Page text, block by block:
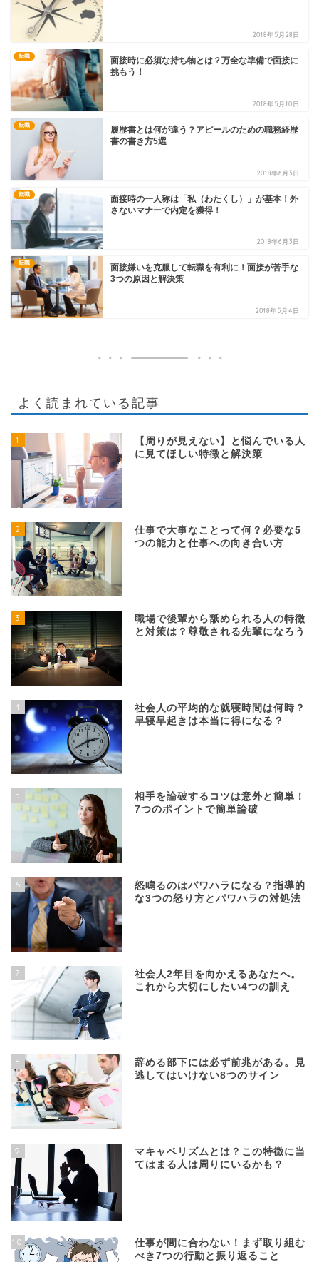
2018年5月28日
転職
面接時に必須な持ち物とは？万全な準備で面接に
挑もう！
2018年5月10日
転職
履歴書とは何が違う？アピールのための職務経歴
書の書き方5選
2018年6月3日
転職
面接時の一人称は「私（わたくし）」が基本！外
さないマナーで内定を獲得！
2018年6月3日
転職
面接嫌いを克服して転職を有利に！面接が苦手な
3つの原因と解決策
2018年5月4日
よく読まれている記事
1
【周りが見えない】と悩んでいる人
に見てほしい特徴と解決策
2
仕事で大事なことって何？必要な5
つの能力と仕事への向き合い方
3
職場で後輩から舐められる人の特徴
と対策は？尊敬される先輩になろう
4
社会人の平均的な就寝時間は何時？
早寝早起きは本当に得になる？
5
相手を論破するコツは意外と簡単！
7つのポイントで簡単論破
6
怒鳴るのはパワハラになる？指導的
な3つの怒り方とパワハラの対処法
7
社会人2年目を向かえるあなたへ。
これから大切にしたい4つの訓え
8
辞める部下には必ず前兆がある。見
逃してはいけない8つのサイン
9
マキャベリズムとは？この特徴に当
てはまる人は周りにいるかも？
10
仕事が間に合わない！まず取り組む
べき7つの行動と振り返ること